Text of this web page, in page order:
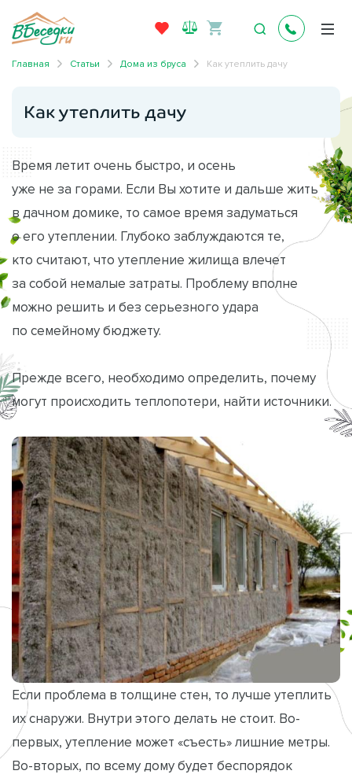
Главная Статьи Дома из бруса Как утеплить дачу
Как утеплить дачу
Время летит очень быстро, и осень
уже не за горами. Если Вы хотите и дальше жить
в дачном домике, то самое время задуматься
о его утеплении. Глубоко заблуждаются те,
кто считают, что утепление жилища влечет
за собой немалые затраты. Проблему вполне
можно решить и без серьезного удара
по семейному бюджету.
Прежде всего, необходимо определить, почему
могут происходить теплопотери, найти источники.
Если проблема в толщине стен, то лучше утеплить
их снаружи. Внутри этого делать не стоит. Во-
первых, утепление может «съесть» лишние метры.
Во-вторых, по всему дому будет беспорядок